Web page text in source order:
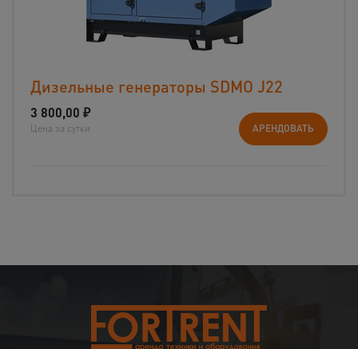
Дизельные генераторы SDMO J22
3 800,00 ₽
Цена за сутки АРЕНДОВАТЬ